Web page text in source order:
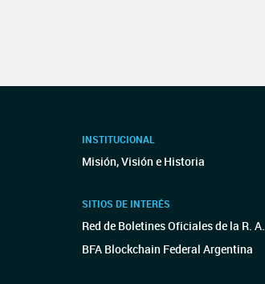
INSTITUCIONAL
Misión, Visión e Historia
SITIOS DE INTERÉS
Red de Boletines Oficiales de la R. A.
BFA Blockchain Federal Argentina